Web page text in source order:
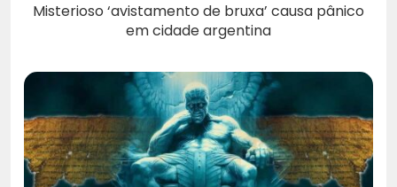
Misterioso ‘avistamento de bruxa’ causa pânico
em cidade argentina